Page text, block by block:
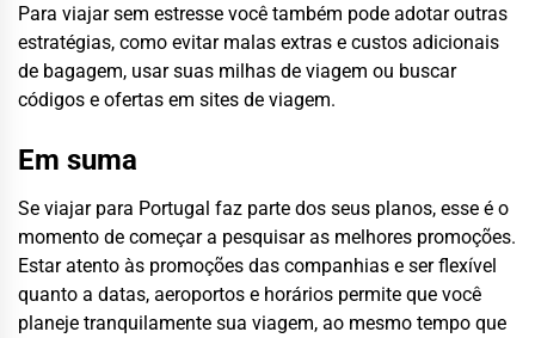
Para viajar sem estresse você também pode adotar outras
estratégias, como evitar malas extras e custos adicionais
de bagagem, usar suas milhas de viagem ou buscar
códigos e ofertas em sites de viagem.
Em suma
Se viajar para Portugal faz parte dos seus planos, esse é o
momento de começar a pesquisar as melhores promoções.
Estar atento às promoções das companhias e ser flexível
quanto a datas, aeroportos e horários permite que você
planeje tranquilamente sua viagem, ao mesmo tempo que